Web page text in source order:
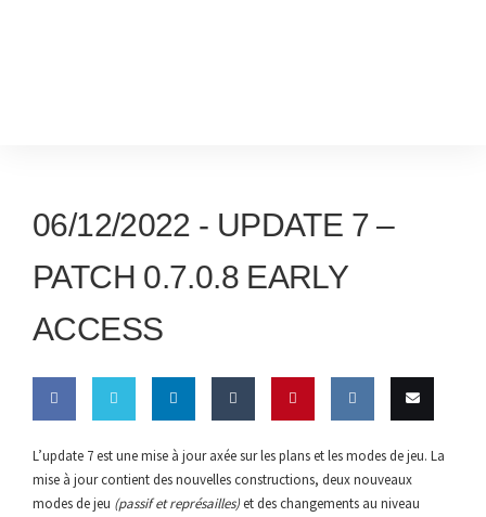
06/12/2022 - UPDATE 7 –
PATCH 0.7.0.8 EARLY
ACCESS
on on on on on VK this
L’update 7 est une mise à jour axée sur les plans et les modes de jeu. La
mise à jour contient des nouvelles constructions, deux nouveaux
modes de jeu (passif et représailles)et des changements au niveau